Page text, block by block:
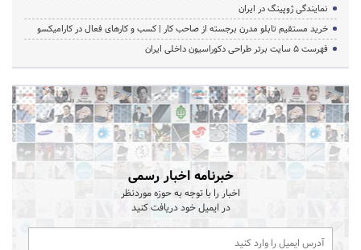
نمایندگی ژوپینگ در ایران
خرید مستقیم تابلو مدرن برجسته از صاحب کار | کسب و کارهای فعال در کارامیکسو
فهرست 5 سایت برتر طراحی دکوراسیون داخلی ایران
خبرنامه اخبار رسمی
اخبار را با توجه به حوزه موردنظر
در ایمیل خود دریافت کنید